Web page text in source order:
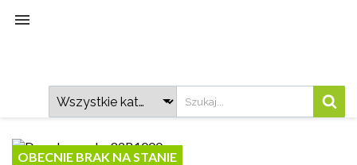

OBECNIE BRAK NA STANIE